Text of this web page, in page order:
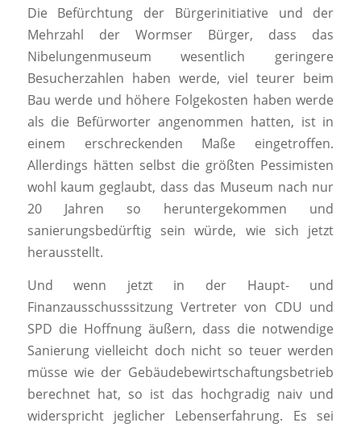
Die Befürchtung der Bürgerinitiative und der
Mehrzahl der Wormser Bürger, dass das
Nibelungenmuseum wesentlich geringere
Besucherzahlen haben werde, viel teurer beim
Bau werde und höhere Folgekosten haben werde
als die Befürworter angenommen hatten, ist in
einem erschreckenden Maße eingetroffen.
Allerdings hätten selbst die größten Pessimisten
wohl kaum geglaubt, dass das Museum nach nur
20 Jahren so heruntergekommen und
sanierungsbedürftig sein würde, wie sich jetzt
herausstellt.
Und wenn jetzt in der Haupt- und
Finanzausschusssitzung Vertreter von CDU und
SPD die Hoffnung äußern, dass die notwendige
Sanierung vielleicht doch nicht so teuer werden
müsse wie der Gebäudebewirtschaftungsbetrieb
berechnet hat, so ist das hochgradig naiv und
widerspricht jeglicher Lebenserfahrung. Es sei